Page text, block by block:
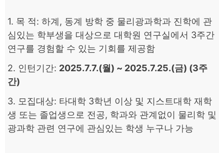
1. 목 적: 하계, 동계 방학 중 물리광과학과 진학에 관
심있는 학부생을 대상으로 대학원 연구실에서 3주간
연구를 경험할 수 있는 기회를 제공함
2. 인턴기간: 2025.7.7.(월) ~ 2025.7.25.(금) (3주
간)
3. 모집대상: 타대학 3학년 이상 및 지스트대학 재학
생 또는 졸업생으로 전공, 학과와 관계없이 물리학 및
광과학 관련 연구에 관심있는 학생 누구나 가능